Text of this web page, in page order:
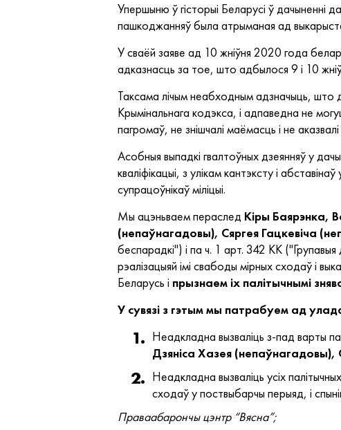
Упершыню ў гісторыі Беларусі ў дачыненні
пашкоджанняў была атрыманая ад
У сваёй заяве ад 10 жніўня 2020 года
адказнасць за тое, што адбылося 9 і 10
Таксама лічым неабходным адзначыць, што
Крымінальнага кодэкса, і адпаведна не
пагромаў, не знішчалі маёмасць і не
Асобныя выпадкі гвалтоўных дзеянняў у
кваліфікацыі, з улікам кантэксту і
супрацоўнікаў міліцыі.
Мы ацэньваем пераслед Кіры Баярэнка,
(непаўнагадовы), Сяргея Гацкевіча
беспарадкі") і па ч. 1 арт. 342 КК
рэалізацыяй імі свабоды мірных сходаў і
Беларусь і прызнаем іх палітычнымі
У сувязі з гэтым мы патрабуем ад
Неадкладна вызваліць з-пад варты
Дзяніса Хазея (непаўнагадовы),
Неадкладна вызваліць усіх
сходаў у поствыбарчы перыяд, і
Праваабарончы цэнтр “Вясна”;